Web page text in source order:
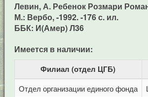
Левин, А. Ребенок Розмари
М.: Вербо, -1992. -176 с. ил.
ББК: И(Амер) Л36
Имеется в наличии:
Филиал (отдел ЦГБ)
Отдел организации единого фонда